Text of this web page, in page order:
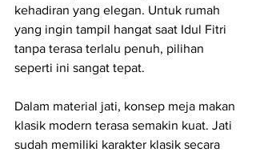
kehadiran yang elegan. Untuk rumah
yang ingin tampil hangat saat Idul Fitri
tanpa terasa terlalu penuh, pilihan
seperti ini sangat tepat.
Dalam material jati, konsep meja makan
klasik modern terasa semakin kuat. Jati
sudah memiliki karakter klasik secara